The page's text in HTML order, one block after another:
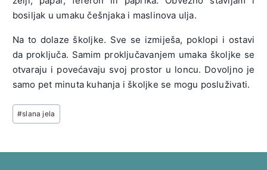
bosiljak u umaku češnjaka i maslinova ulja.
Na to dolaze školjke. Sve se izmiješa, poklopi i ostavi
da proključa. Samim proključavanjem umaka školjke se
otvaraju i povećavaju svoj prostor u loncu. Dovoljno je
samo pet minuta kuhanja i školjke se mogu posluživati.
Post
Tags:
#slana jela